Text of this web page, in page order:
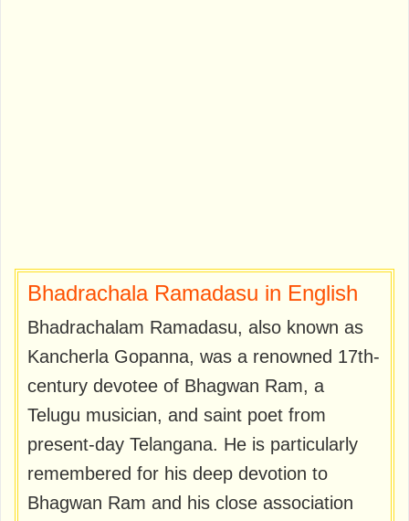
Bhadrachala Ramadasu in English
Bhadrachalam Ramadasu, also known as
Kancherla Gopanna, was a renowned 17th-
century devotee of Bhagwan Ram, a
Telugu musician, and saint poet from
present-day Telangana. He is particularly
remembered for his deep devotion to
Bhagwan Ram and his close association